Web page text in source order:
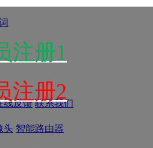
注册1
注册2
线反馈 联系我们
头 智能路由器